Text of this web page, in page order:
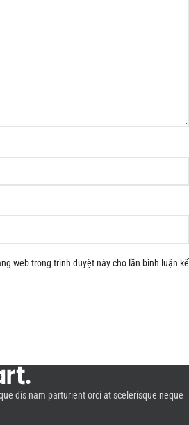
web trong trình duyệt này cho lần bình luận kế
dis nam parturient orci at scelerisque neque